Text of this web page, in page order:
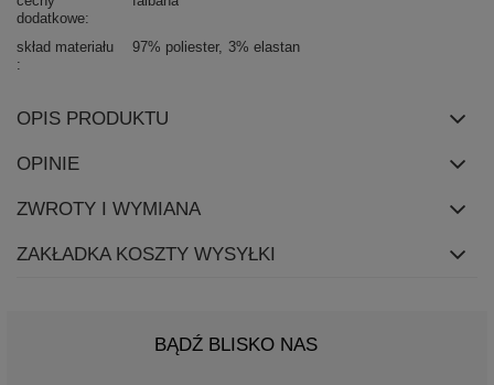
dodatkowe
skład materiału 97% poliester 3% elastan
OPIS PRODUKTU
OPINIE
ZWROTY I WYMIANA
ZAKŁADKA KOSZTY WYSYŁKI
BĄDŹ BLISKO NAS